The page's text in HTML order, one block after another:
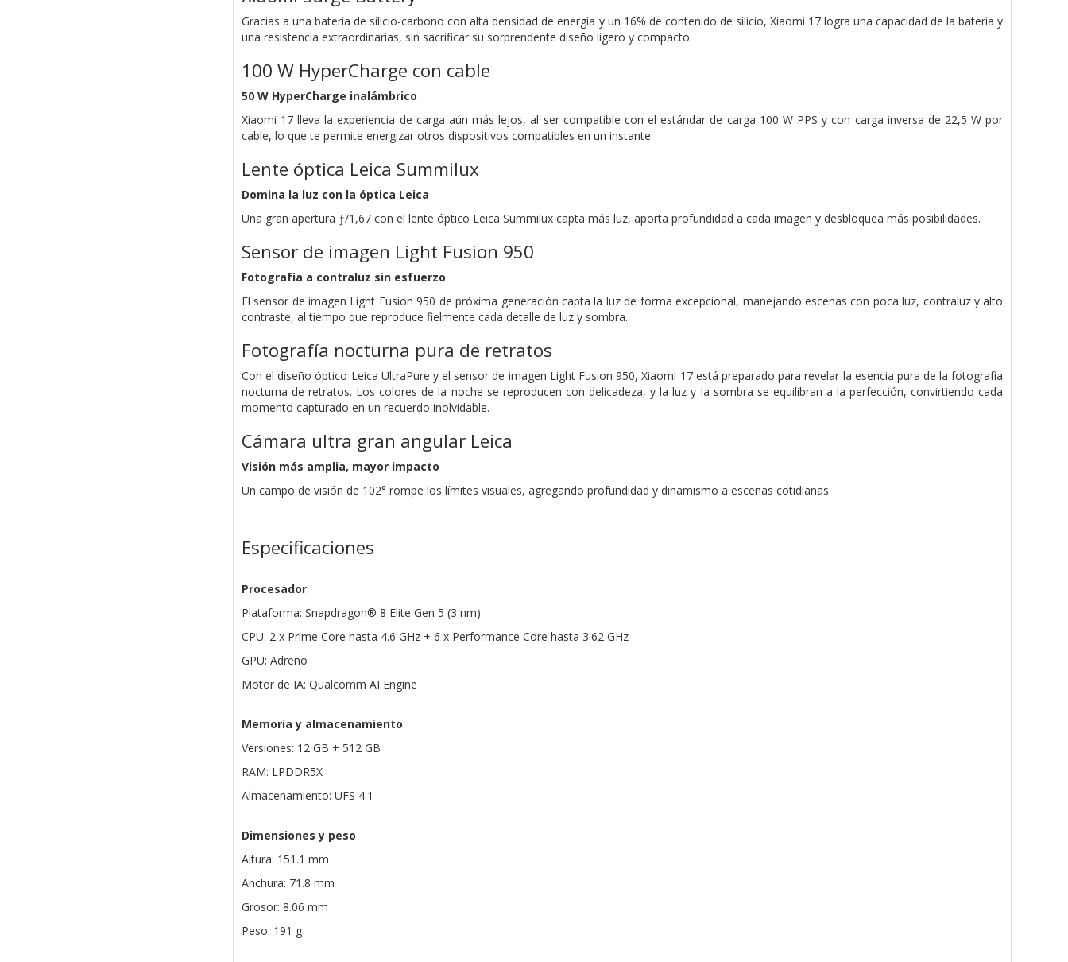
Gracias a una batería de silicio-carbono con alta densidad de energía y un 16% de contenido de silicio, Xiaomi 17 logra una capacidad de la batería y
una resistencia extraordinarias, sin sacrificar su sorprendente diseño ligero y compacto.
100 W HyperCharge con cable
50 W HyperCharge inalámbrico
Xiaomi 17 lleva la experiencia de carga aún más lejos, al ser compatible con el estándar de carga 100 W PPS y con carga inversa de 22,5 W por
cable, lo que te permite energizar otros dispositivos compatibles en un instante.
Lente óptica Leica Summilux
Domina la luz con la óptica Leica
Una gran apertura ƒ/1,67 con el lente óptico Leica Summilux capta más luz, aporta profundidad a cada imagen y desbloquea más posibilidades.
Sensor de imagen Light Fusion 950
Fotografía a contraluz sin esfuerzo
El sensor de imagen Light Fusion 950 de próxima generación capta la luz de forma excepcional, manejando escenas con poca luz, contraluz y alto
contraste, al tiempo que reproduce fielmente cada detalle de luz y sombra.
Fotografía nocturna pura de retratos
Con el diseño óptico Leica UltraPure y el sensor de imagen Light Fusion 950, Xiaomi 17 está preparado para revelar la esencia pura de la fotografía
nocturna de retratos. Los colores de la noche se reproducen con delicadeza, y la luz y la sombra se equilibran a la perfección, convirtiendo cada
momento capturado en un recuerdo inolvidable.
Cámara ultra gran angular Leica
Visión más amplia, mayor impacto
Un campo de visión de 102° rompe los límites visuales, agregando profundidad y dinamismo a escenas cotidianas.
Especificaciones
Procesador
Plataforma: Snapdragon® 8 Elite Gen 5 (3 nm)
CPU: 2 x Prime Core hasta 4.6 GHz + 6 x Performance Core hasta 3.62 GHz
GPU: Adreno
Motor de IA: Qualcomm AI Engine
Memoria y almacenamiento
Versiones: 12 GB + 512 GB
RAM: LPDDR5X
Almacenamiento: UFS 4.1
Dimensiones y peso
Altura: 151.1 mm
Anchura: 71.8 mm
Grosor: 8.06 mm
Peso: 191 g